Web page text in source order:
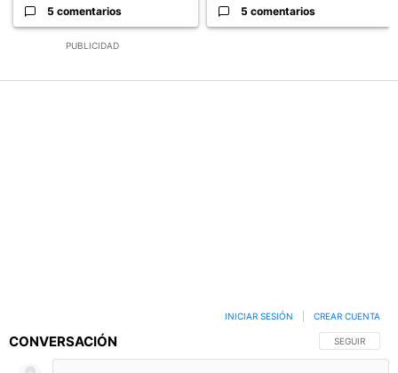
PUBLICIDAD
5 comentarios 5 comentarios
CONVERSACIÓN SIGA ESTA
SEGUIR
INICIAR SESIÓN CREAR CUENTA